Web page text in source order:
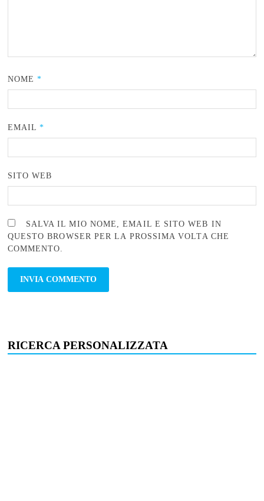
NOME*
EMAIL*
SITO WEB
SALVA IL MIO NOME, EMAIL E SITO WEB IN
QUESTO BROWSER PER LA PROSSIMA VOLTA CHE
COMMENTO.
RICERCA PERSONALIZZATA